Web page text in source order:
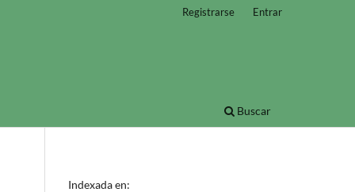
Buscar
Registrarse Entrar
Indexada en: